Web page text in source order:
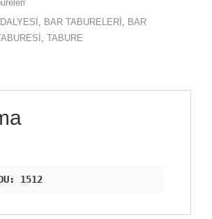
, BAR TABURELERİ , BAR
, TABURE
1512